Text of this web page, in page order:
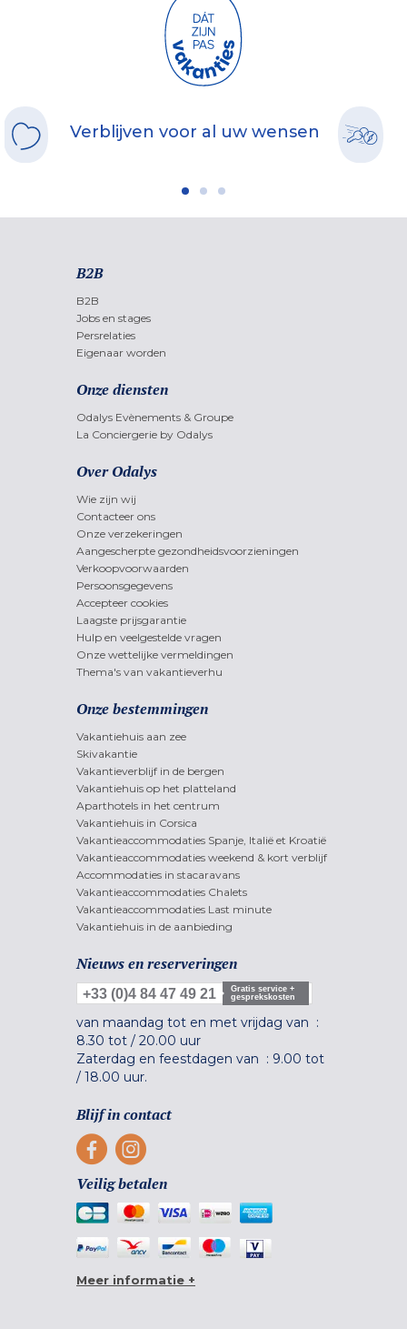
Verblijven voor al uw wensen
B2B
B2B
Jobs en stages
Persrelaties
Eigenaar worden
Onze diensten
Odalys Evènements & Groupe
La Conciergerie by Odalys
Over Odalys
Wie zijn wij
Contacteer ons
Onze verzekeringen
Aangescherpte gezondheidsvoorzieningen
Verkoopvoorwaarden
Persoonsgegevens
Accepteer cookies
Laagste prijsgarantie
Hulp en veelgestelde vragen
Onze wettelijke vermeldingen
Thema's van vakantieverhu
Onze bestemmingen
Vakantiehuis aan zee
Skivakantie
Vakantieverblijf in de bergen
Vakantiehuis op het platteland
Aparthotels in het centrum
Vakantiehuis in Corsica
Vakantieaccommodaties Spanje, Italië et Kroatië
Vakantieaccommodaties weekend & kort verblijf
Accommodaties in stacaravans
Vakantieaccommodaties Chalets
Vakantieaccommodaties Last minute
Vakantiehuis in de aanbieding
Nieuws en reserveringen
+33 (0)4 84 47 49 21
Gratis service +
gesprekskosten
van maandag tot en met vrijdag van :
8.30 tot / 20.00 uur
Zaterdag en feestdagen van : 9.00 tot
/ 18.00 uur.
Blijf in contact
Veilig betalen
Meer informatie +